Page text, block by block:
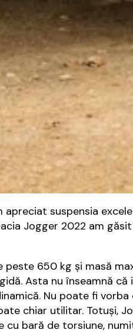
apreciat suspensia
Jogger 2022 am
peste 650 kg și masă
Asta nu înseamnă
Nu poate fi
chiar utilitar. Totuși,
cu bară de torsiune,